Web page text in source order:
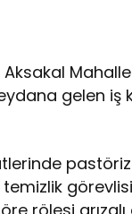
Aksakal
gelen iş